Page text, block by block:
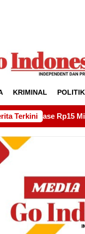
KRIMINAL POLITIK
Terkini
Ini Permintaan